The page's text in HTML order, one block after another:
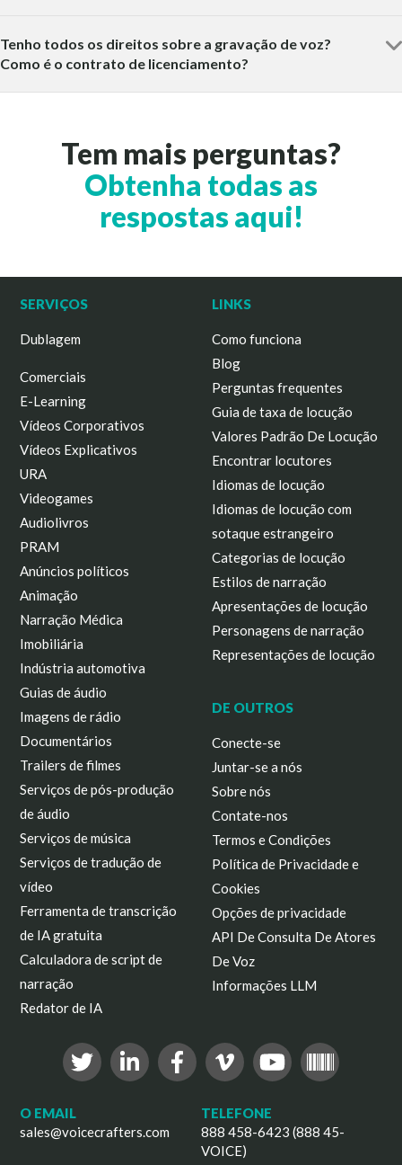
Tenho todos os direitos sobre a gravação de voz?
Como é o contrato de licenciamento?
Tem mais perguntas?
Obtenha todas as
respostas aqui!
SERVIÇOS
Dublagem
Comerciais
E-Learning
Vídeos Corporativos
Vídeos Explicativos
URA
Videogames
Audiolivros
PRAM
Anúncios políticos
Animação
Narração Médica
Imobiliária
Indústria automotiva
Guias de áudio
Imagens de rádio
Documentários
Trailers de filmes
Serviços de pós-produção
de áudio
Serviços de música
Serviços de tradução de
vídeo
Ferramenta de transcrição
de IA gratuita
Calculadora de script de
narração
Redator de IA
LINKS
Como funciona
Blog
Perguntas frequentes
Guia de taxa de locução
Valores Padrão De Locução
Encontrar locutores
Idiomas de locução
Idiomas de locução com
sotaque estrangeiro
Categorias de locução
Estilos de narração
Apresentações de locução
Personagens de narração
Representações de locução
DE OUTROS
Conecte-se
Juntar-se a nós
Sobre nós
Contate-nos
Termos e Condições
Política de Privacidade e
Cookies
Opções de privacidade
API De Consulta De Atores
De Voz
Informações LLM
O EMAIL
sales@voicecrafters.com
TELEFONE
888 458-6423 (888 45-
VOICE)